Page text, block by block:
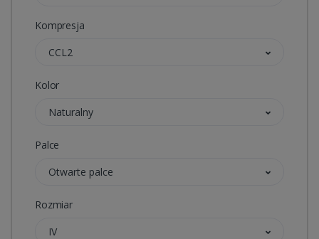
Kompresja
CCL2
Kolor
Naturalny
Palce
Otwarte palce
Rozmiar
IV